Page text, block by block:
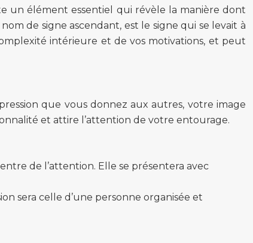
un élément essentiel qui révèle la manière dont
de signe ascendant, est le signe qui se levait à
intérieure et de vos motivations, et peut
que vous donnez aux autres, votre image
et attire l’attention de votre entourage.
de l’attention. Elle se présentera avec
sera celle d’une personne organisée et